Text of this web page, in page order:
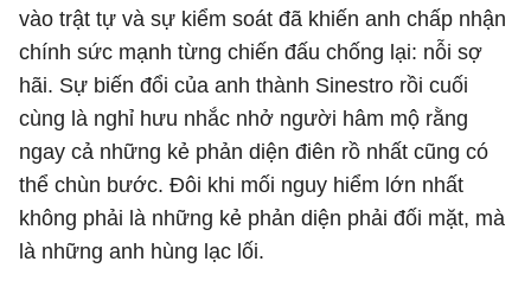
vào trật tự và sự kiểm soát đã khiến anh chấp nhận
chính sức mạnh từng chiến đấu chống lại: nỗi sợ
hãi. Sự biến đổi của anh thành Sinestro rồi cuối
cùng là nghỉ hưu nhắc nhở người hâm mộ rằng
ngay cả những kẻ phản diện điên rồ nhất cũng có
thể chùn bước. Đôi khi mối nguy hiểm lớn nhất
không phải là những kẻ phản diện phải đối mặt, mà
là những anh hùng lạc lối.